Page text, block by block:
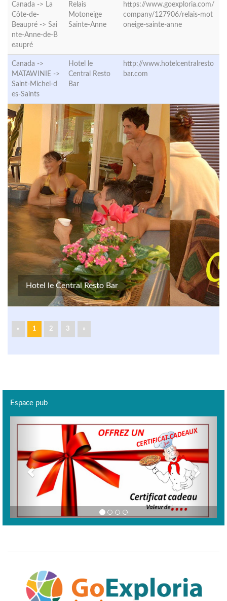
Canada -> La
Côte-de-
Beaupré -> Sai
nte-Anne-de-B
eaupré
Relais
Motoneige
Sainte-Anne
https://www.goexploria.com/
company/127906/relais-mot
oneige-sainte-anne
Canada ->
MATAWINIE ->
Saint-Michel-d
es-Saints
Hotel le
Central Resto
Bar
http://www.hotelcentralresto
bar.com
Hotel le Central Resto Bar
« 1 2 3 »
Espace pub